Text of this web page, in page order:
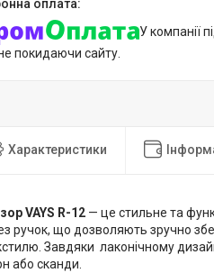
У компанії
покидаючи сайту.
Характеристики
VAYS R-12 — це стильне та
ручок, що дозволяють зручно
Завдяки лаконічному
або сканди.